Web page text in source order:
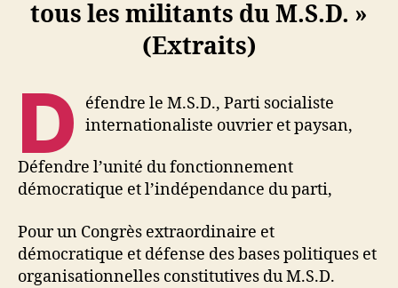
tous les militants du M.S.D. »
(Extraits)
D
éfendre le M.S.D., Parti socialiste
internationaliste ouvrier et paysan,
Défendre l’unité du fonctionnement
démocratique et l’indépendance du parti,
Pour un Congrès extraordinaire et
démocratique et défense des bases politiques et
organisationnelles constitutives du M.S.D.